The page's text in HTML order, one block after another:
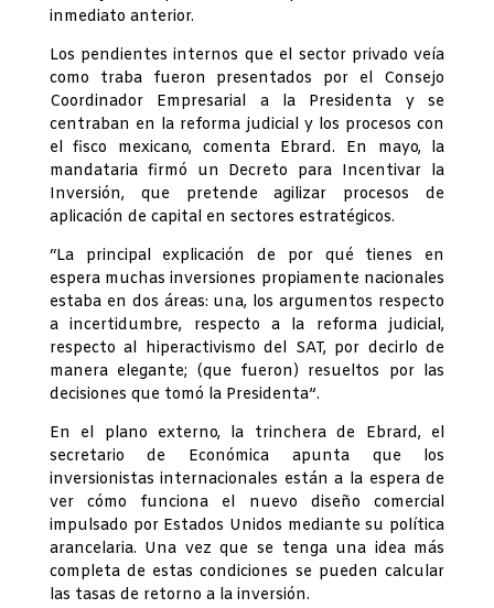
inmediato anterior.
Los pendientes internos que el sector privado veía
como traba fueron presentados por el Consejo
Coordinador Empresarial a la Presidenta y se
centraban en la reforma judicial y los procesos con
el fisco mexicano, comenta Ebrard. En mayo, la
mandataria firmó un Decreto para Incentivar la
Inversión, que pretende agilizar procesos de
aplicación de capital en sectores estratégicos.
“La principal explicación de por qué tienes en
espera muchas inversiones propiamente nacionales
estaba en dos áreas: una, los argumentos respecto
a incertidumbre, respecto a la reforma judicial,
respecto al hiperactivismo del SAT, por decirlo de
manera elegante; (que fueron) resueltos por las
decisiones que tomó la Presidenta”.
En el plano externo, la trinchera de Ebrard, el
secretario de Económica apunta que los
inversionistas internacionales están a la espera de
ver cómo funciona el nuevo diseño comercial
impulsado por Estados Unidos mediante su política
arancelaria. Una vez que se tenga una idea más
completa de estas condiciones se pueden calcular
las tasas de retorno a la inversión.